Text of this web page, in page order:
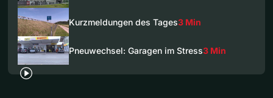
Kurzmeldungen des Tages3 Min
Pneuwechsel: Garagen im Stress3 Min